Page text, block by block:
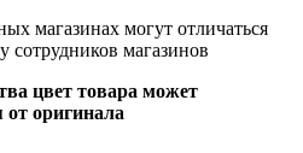
магазинах могут отличаться
сотрудников магазинов
цвет товара может
от оригинала